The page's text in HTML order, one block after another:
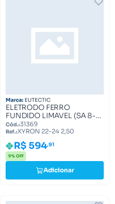
Marca: EUTECTIC
ELETRODO FERRO
FUNDIDO LIMAVEL (SA 8-
99-2,50) XYRON 22-24
2,50
Cód.:31369
Ref.:XYRON 22-24 2,50
R$ 594,91
9% OFF
Adicionar